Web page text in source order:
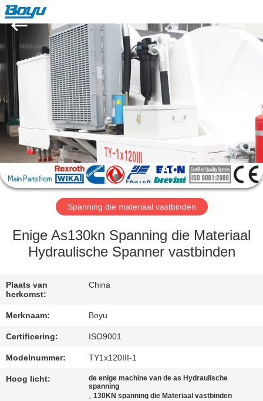
HUIS
PRODUCTEN
ONGEVEER
ONS
FABRIEKSREIS
KWALITEITSCONTROLE
CONTACTEER
ONS
NIEUWS
VERZOEK
OM EEN
Boyu
Electric
Machinery
All
Rights
Reserved.
Spanning die materiaal vastbinden
Enige As130kn Spanning die Materiaal
Hydraulische Spanner vastbinden
Plaats van
herkomst:
China
Merknaam: Boyu
Certificering: ISO9001
Modelnummer: TY1x120III-1
Hoog licht:
de enige machine van de as Hydraulische
spanning
,130KN spanning die Materiaal vastbinden